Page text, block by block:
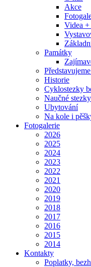
Akce
Videa +
Památky
Historie
Cyklostezky
Naučné
Ubytování
Na kole i
Fotogalerie
2026
2025
2024
2023
2022
2021
2020
2019
2018
2017
2016
2015
2014
Kontakty
Poplatky,